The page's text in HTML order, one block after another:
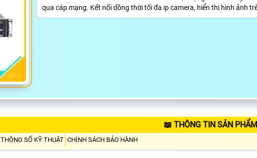
qua cáp mạng. Kết nối dồng thời tối đa ip camera, hiển thị hình ảnh
📖 THÔNG TIN SẢN
THÔNG SỐ KỸ THUẬT CHÍNH SÁCH BẢO HÀNH